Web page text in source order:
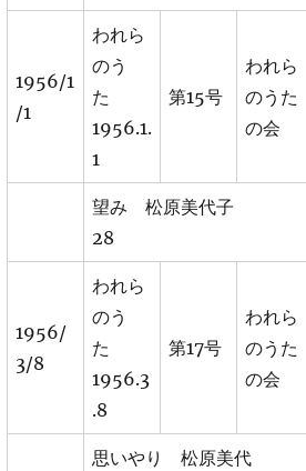
1956/1
/1
われら
のう
た
1956.1.
1
第15号
われら
のうた
の会
望み 松原美代子
28
1956/
3/8
われら
のう
た
1956.3
.8
第17号
われら
のうた
の会
思いやり 松原美代